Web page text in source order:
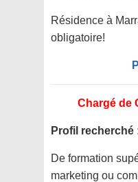
Résidence à
obligatoire!
Chargé de
Profil recherché
De formation
marketing ou